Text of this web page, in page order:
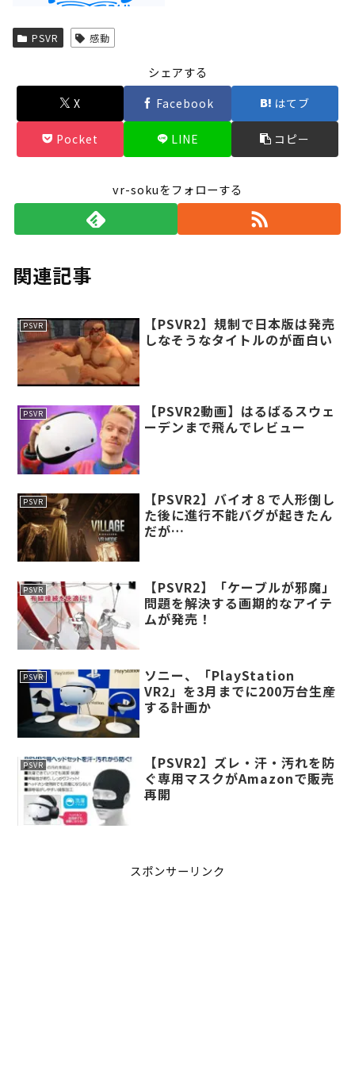
Powered by livedoor 相互RSS
PSVR 感動
シェアする
X Facebook はてブ
Pocket LINE コピー
vr-sokuをフォローする
関連記事
PSVR
【PSVR2】規制で日本版は発売
しなそうなタイトルのが面白い
PSVR
【PSVR2動画】はるばるスウェ
ーデンまで飛んでレビュー
PSVR
【PSVR2】バイオ８で人形倒し
た後に進行不能バグが起きたん
だが…
PSVR
【PSVR2】「ケーブルが邪魔」
問題を解決する画期的なアイテ
ムが発売！
PSVR
ソニー、「PlayStation
VR2」を3月までに200万台生産
する計画か
PSVR
【PSVR2】ズレ・汗・汚れを防
ぐ専用マスクがAmazonで販売
再開
スポンサーリンク